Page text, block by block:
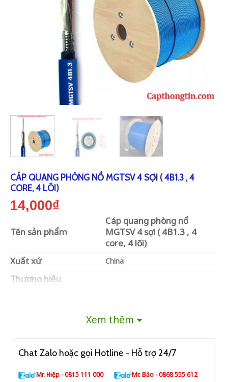
CÁP QUANG PHÒNG NỔ MGTSV 4 SỢI ( 4B1.3 , 4
CORE, 4 LÕI)
14,000₫
Tên sản phẩm
Cáp quang phòng nổ
MGTSV 4 sợi ( 4B1.3 , 4
core, 4 lõi)
Xuất xứ
China
Thương hiệu
G652
Chất liệu vỏ
Nhựa PE ( không gây cháy )
Xem thêm
Chat Zalo hoặc gọi Hotline - Hỗ trợ 24/7
Mr. Hiệp - 0815 111 000 Mr. Bảo - 0868 555 612